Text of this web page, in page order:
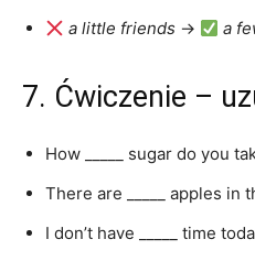
a little friends → a
7. Ćwiczenie –
How _____ sugar do you
There are _____ apples in
I don’t have _____ time